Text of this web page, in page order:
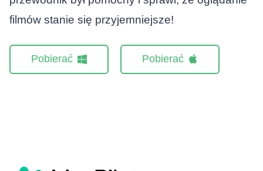
filmów stanie się przyjemniejsze!
Pobierać Pobierać